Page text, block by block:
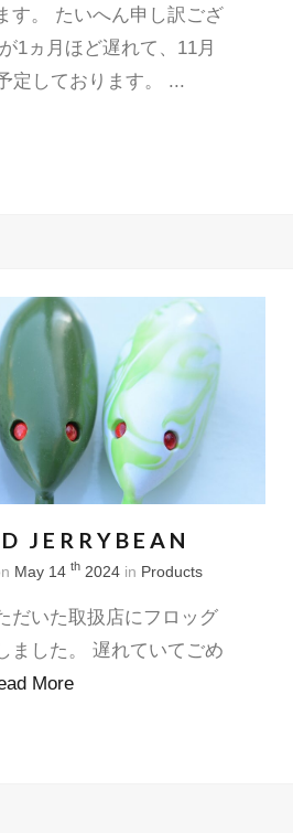
す。 たいへん申し訳ござ
1ヵ月ほど遅れて、11月
定しております。 ...
JERRYBEAN
May 14 th 2024 in Products
だいた取扱店にフロッグ
ました。 遅れていてごめ
More